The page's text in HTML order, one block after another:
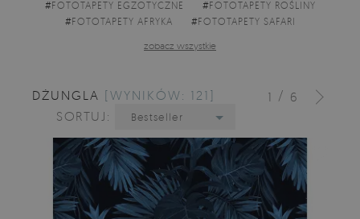
#FOTOTAPETY EGZOTYCZNE #FOTOTAPETY ROŚLINY
#FOTOTAPETY AFRYKA #FOTOTAPETY SAFARI
zobacz wszystkie
1 / 6
DŻUNGLA [WYNIKÓW: 121]
SORTUJ:
Bestseller